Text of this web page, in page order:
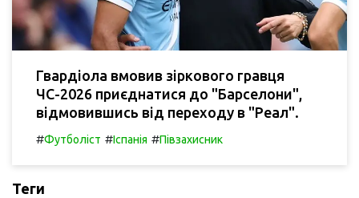
Гвардіола вмовив зіркового гравця
ЧС-2026 приєднатися до "Барселони",
відмовившись від переходу в "Реал".
#Футболіст #Іспанія #Півзахисник
Теги